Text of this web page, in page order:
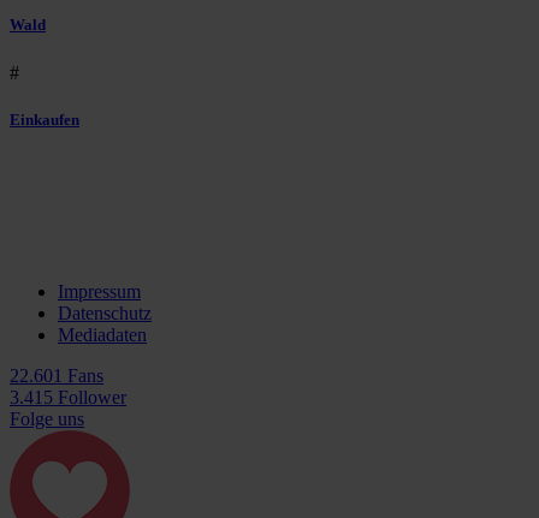
Wald
#
Einkaufen
Impressum
Datenschutz
Mediadaten
22.601 Fans
3.415 Follower
Folge uns